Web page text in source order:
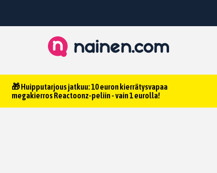
🎁 Huipputarjous jatkuu: 10 euron kierrätysvapaa
megakierros Reactoonz-peliin - vain 1 eurolla!